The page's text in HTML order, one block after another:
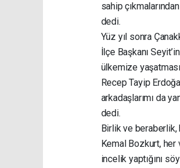
sahip
dedi.
Yüz yıl sonra
İlçe Başkanı
ülkemize
Recep Tayip
arkadaşlarımı da
dedi.
Birlik ve beraberlik,
Kemal Bozkurt, her
incelik yaptığını